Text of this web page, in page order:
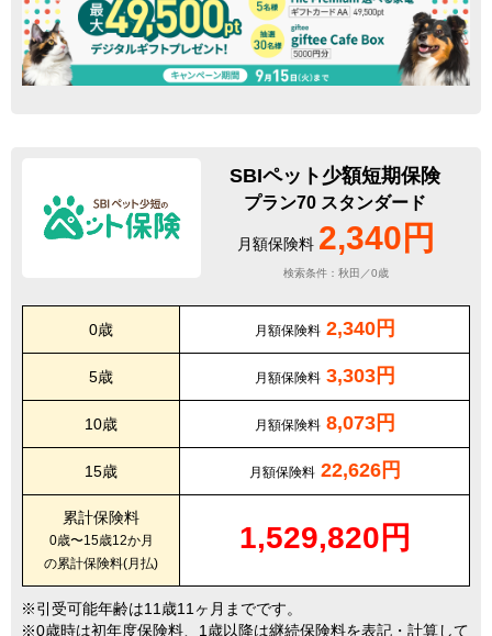
SBIペット少額短期保険
プラン70 スタンダード
月額保険料 2,340円
検索条件：秋田／0歳
0歳 月額保険料 2,340円
5歳 月額保険料 3,303円
10歳 月額保険料 8,073円
15歳 月額保険料 22,626円
累計保険料
0歳〜15歳12か月
の累計保険料(月払)
1,529,820円
引受可能年齢は11歳11ヶ月までです。
0歳時は初年度保険料、1歳以降は継続保険料を表記・計算して